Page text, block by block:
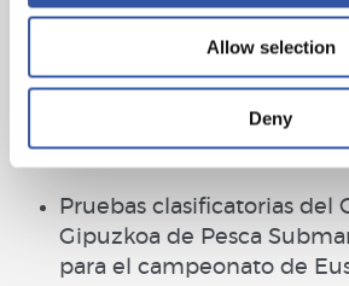
Allow selection
Deny
PESCA SUBMARINA
Pruebas clasificatorias del
Gipuzkoa de Pesca
para el campeonato de